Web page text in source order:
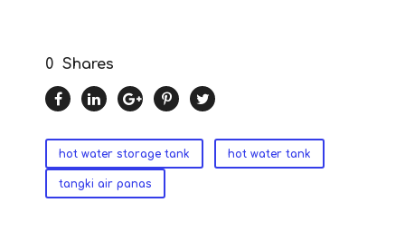
0 Shares
hot water storage tank hot water tank
tangki air panas